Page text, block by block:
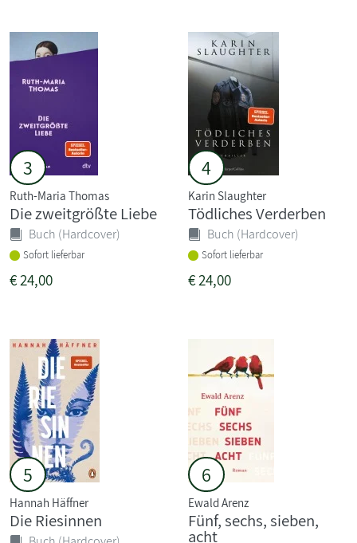
3
Ruth-Maria Thomas
Die zweitgrößte Liebe
Buch (Hardcover)
Sofort lieferbar
€24,00
4
Karin Slaughter
Tödliches Verderben
Buch (Hardcover)
Sofort lieferbar
€24,00
5
Hannah Häffner
Die Riesinnen
6
Ewald Arenz
Fünf, sechs, sieben,
acht